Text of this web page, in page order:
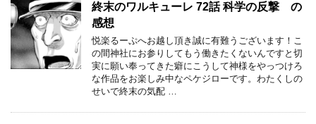
終末のワルキューレ 72話 科学の反撃 の
感想
悦楽るーぷへお越し頂き誠に有難うございます！こ
の間神社にお参りしてもう働きたくないんですと切
実に願い奉ってきた癖にこうして神様をやっつけろ
な作品をお楽しみ中なペケジローです。わたくしの
せいで終末の気配 …